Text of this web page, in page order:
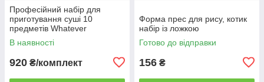
Професійний набір для
приготування суші 10
предметів Whatever
В наявності
920 ₴/комплект
Форма прес для рису, котик
набір із ложкою
Готово до відправки
156 ₴